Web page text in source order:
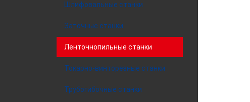
Шлифовальные станки
Заточные станки
Ленточнопильные станки
Токарно-винторезные станки
Трубогибочные станки